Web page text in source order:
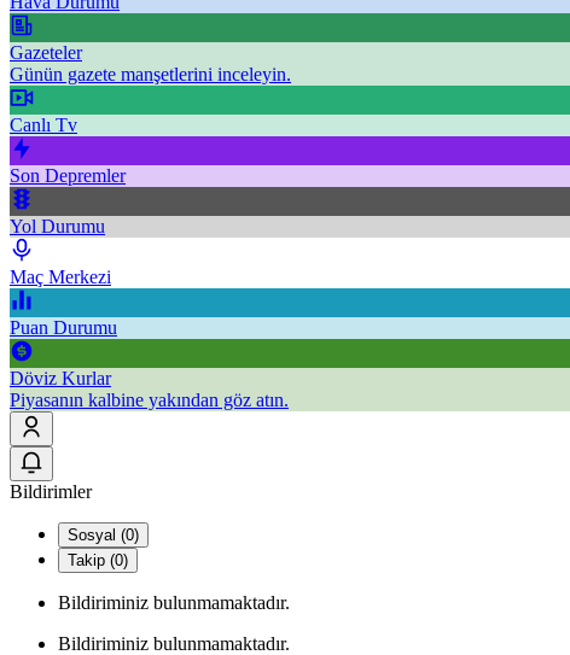
Gazeteler
Günün gazete manşetlerini inceleyin.
Canlı Tv
Son Depremler
Yol Durumu
Maç Merkezi
Puan Durumu
Döviz Kurlar
Piyasanın kalbine yakından göz atın.
Bildirimler
Sosyal (0)
Takip (0)
Bildiriminiz bulunmamaktadır.
Bildiriminiz bulunmamaktadır.